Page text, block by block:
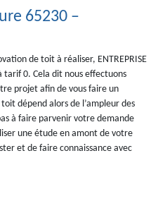
65230 –
de toit à réaliser, ENTREPRISE
tarif 0. Cela dit nous effectuons
projet afin de vous faire un
dépend alors de l’ampleur des
à faire parvenir votre demande
une étude en amont de votre
et de faire connaissance avec